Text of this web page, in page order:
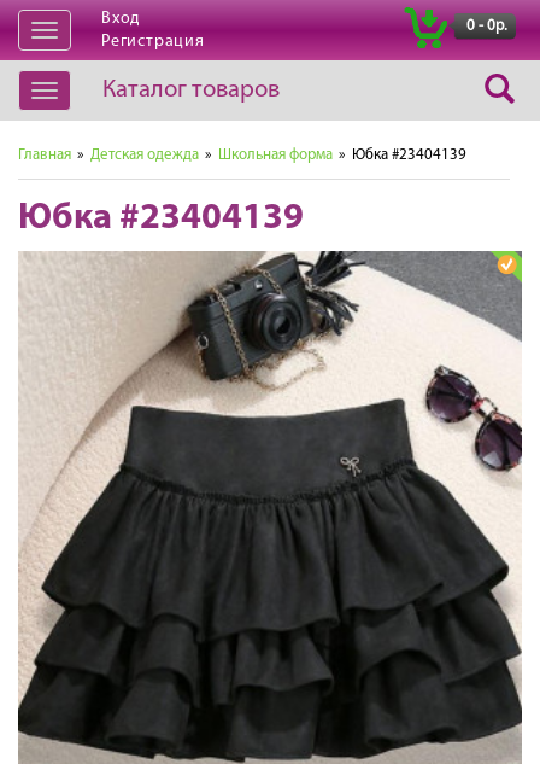
Открыть
навигацию
Вход
Регистрация
0 - 0р.
Открыть
навигацию
Каталог товаров
Главная » Детская одежда » Школьная форма » Юбка #23404139
Юбка #23404139